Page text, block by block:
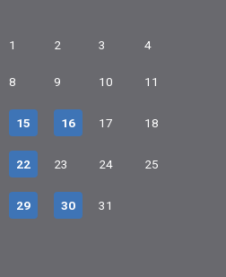
1 2 3 4
8 9 10 11
15 16 17 18
22 23 24 25
29 30 31